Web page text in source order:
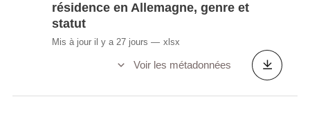
résidence en Allemagne, genre et
statut
Mis à jour il y a 27 jours xlsx
Voir les métadonnées